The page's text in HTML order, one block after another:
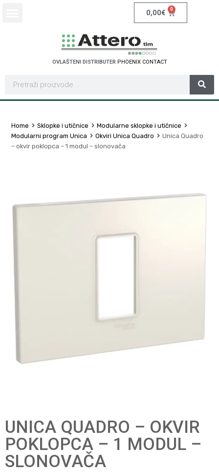
0,00€ 0
OVLAŠTENI DISTRIBUTER PHOENIX CONTACT
Home Sklopke i utičnice
Modularne sklopke i utičnice
Modularni program Unica
Okviri Unica Quadro
Unica Quadro
– okvir poklopca – 1 modul – slonovača
UNICA QUADRO – OKVIR
POKLOPCA – 1 MODUL –
SLONOVAČA